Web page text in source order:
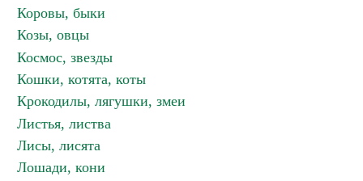
Коровы, быки
Козы, овцы
Космос, звезды
Кошки, котята, коты
Крокодилы, лягушки, змеи
Листья, листва
Лисы, лисята
Лошади, кони